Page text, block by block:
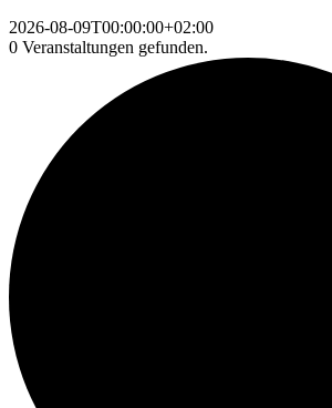
2026-08-09T00:00:00+02:00
0 Veranstaltungen gefunden.